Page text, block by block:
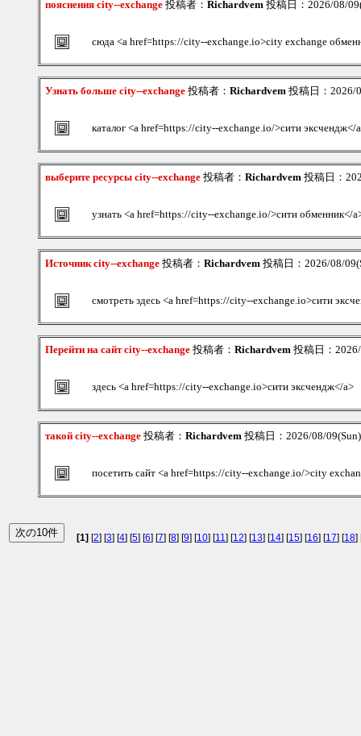
пояснения city--exchange 投稿者： Richardvem 投稿日：2026/08/
сюда <a href=https://city--exchange.io>city exchange
Узнать больше city--exchange 投稿者： Richardvem 投稿日：2026/
каталог <a href=https://city--exchange.io/>сити эксчендж</
выберите ресурсы city--exchange 投稿者： Richardvem 投稿日：
узнать <a href=https://city--exchange.io/>сити обменник</
Источник city--exchange 投稿者： Richardvem 投稿日：2026/08/
смотреть здесь <a href=https://city--exchange.io>сити
Перейти на сайт city--exchange 投稿者： Richardvem 投稿日：
здесь <a href=https://city--exchange.io>сити эксчендж</a>
такой city--exchange 投稿者： Richardvem 投稿日：2026/08/
посетить сайт <a href=https://city--exchange.io/>city
[1] [2] [3] [4] [5] [6] [7] [8] [9] [10] [11] [12] [13] [14] [15] [16] [17] [18]